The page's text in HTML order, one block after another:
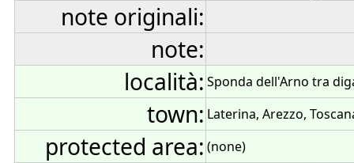
note originali:
note:
località: Sponda dell'Arno tra
town: Laterina, Arezzo,
protected area: (none)